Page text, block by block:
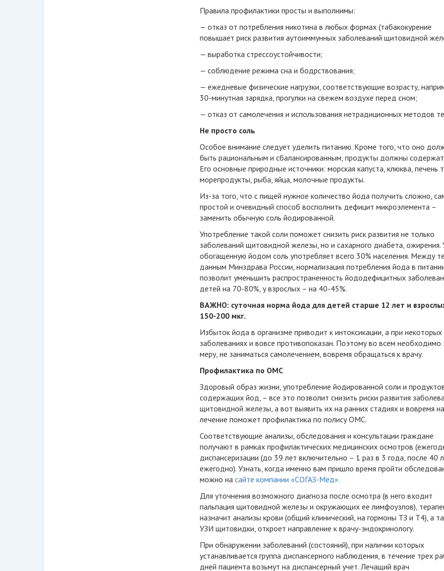
Правила профилактики просты и выполнимы:
— отказ от потребления никотина в любых формах (табакокурение
повышает риск развития аутоиммунных заболеваний щитовидной
— выработка стрессоустойчивости;
— соблюдение режима сна и бодрствования;
— ежедневые физические нагрузки, соответствующие возрасту,
30-минутная зарядка, прогулки на свежем воздухе перед сном;
— отказ от самолечения и использования нетрадиционных методов
Не просто соль
Особое внимание следует уделить питанию. Кроме того, что оно
быть рациональным и сбалансированным, продукты должны
Его основные природные источники: морская капуста, клюква, печень
морепродукты, рыба, яйца, молочные продукты.
Из-за того, что с пищей нужное количество йода получить сложно,
простой и очевидный способ восполнить дефицит микроэлемента –
заменить обычную соль йодированной.
Употребление такой соли поможет снизить риск развития не только
заболеваний щитовидной железы, но и сахарного диабета, ожирения.
обогащенную йодом соль употребляет всего 30% населения. Между
данным Минздрава России, нормализация потребления йода в
позволит уменьшить распространенность йододефицитных
детей на 70-80%, у взрослых – на 40-45%.
ВАЖНО: суточная норма йода для детей старше 12 лет и
150-200 мкг.
Избыток йода в организме приводит к интоксикации, а при некоторых
заболеваниях и вовсе противопоказан. Поэтому во всем необходимо
меру, не заниматься самолечением, вовремя обращаться к врачу.
Профилактика по ОМС
Здоровый образ жизни, употребление йодированной соли и
содержащих йод, – все это позволит снизить риски развития
щитовидной железы, а вот выявить их на ранних стадиях и вовремя
лечение поможет профилактика по полису ОМС.
Соответствующие анализы, обследования и консультации граждане
получают в рамках профилактических медицинских осмотров
диспансеризации (до 39 лет включительно – 1 раз в 3 года, после 40
ежегодно). Узнать, когда именно вам пришло время пройти
можно на сайте компании «СОГАЗ-Мед».
Для уточнения возможного диагноза после осмотра (в него входит
пальпация щитовидной железы и окружающих ее лимфоузлов),
назначит анализы крови (общий клинический, на гормоны ТЗ и Т4), а
УЗИ щитовидки, откроет направление к врачу-эндокринологу.
При обнаружении заболеваний (состояний), при наличии которых
устанавливается группа диспансерного наблюдения, в течение трех
дней пациента возьмут на диспансерный учет. Лечащий врач